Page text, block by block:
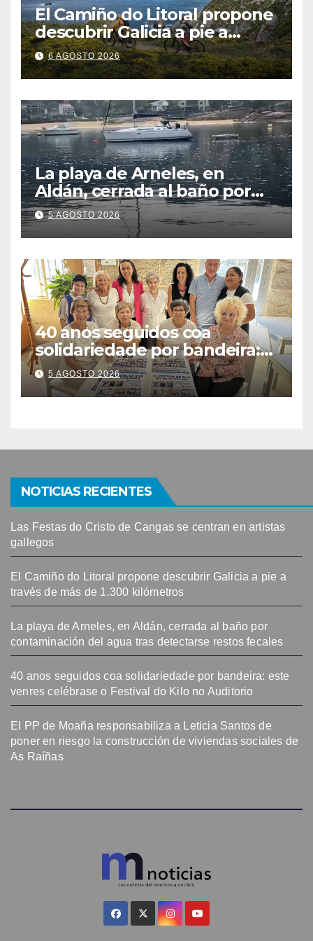
El Camiño do Litoral propone
descubrir Galicia a pie a
través de más de 1.300
kilómetros
6 AGOSTO 2026
La playa de Arneles, en
Aldán, cerrada al baño por
contaminación del agua tras
detectarse restos fecales
5 AGOSTO 2026
40 anos seguidos coa
solidariedade por bandeira:
este venres celébrase o
Festival do Kilo no Auditorio
5 AGOSTO 2026
NOTICIAS RECIENTES
Las Festas do Cristo de Cangas se centran en artistas
gallegos
El Camiño do Litoral propone descubrir Galicia a pie a
través de más de 1.300 kilómetros
La playa de Arneles, en Aldán, cerrada al baño por
contaminación del agua tras detectarse restos fecales
40 anos seguidos coa solidariedade por bandeira: este
venres celébrase o Festival do Kilo no Auditorio
El PP de Moaña responsabiliza a Leticia Santos de
poner en riesgo la construcción de viviendas sociales de
As Raíñas